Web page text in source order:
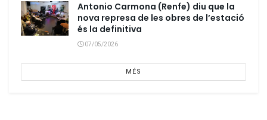
Antonio Carmona (Renfe) diu que la
nova represa de les obres de l’estació
és la definitiva
07/05/2026
MÉS